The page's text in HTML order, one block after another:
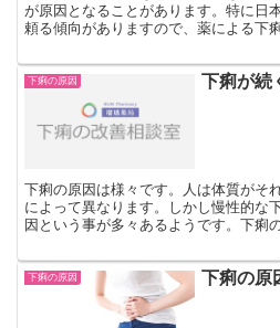
が原因となることがあります。特に日
頼る傾向がありますので、薬による下
下痢の原因 下痢が続
下痢の原因は様々です。人は体質がそ
によって異なります。しかし慢性的な
因という事が多々あるようです。下痢
下痢の原因 下痢の原